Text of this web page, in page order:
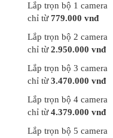
Lắp trọn bộ 1 camera
chỉ từ779.000 vnđ
Lắp trọn bộ 2 camera
chỉ từ2.950.000 vnđ
Lắp trọn bộ 3 camera
chỉ từ3.470.000 vnđ
Lắp trọn bộ 4 camera
chỉ từ4.379.000 vnđ
Lắp trọn bộ 5 camera